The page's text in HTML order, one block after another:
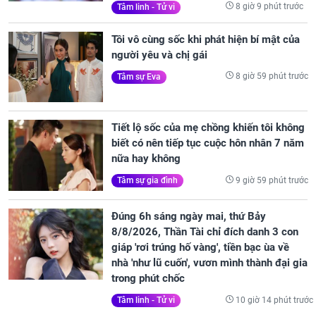
Tâm linh - Tử vi 8 giờ 9 phút trước
Tôi vô cùng sốc khi phát hiện bí mật của
người yêu và chị gái
Tâm sự Eva 8 giờ 59 phút trước
Tiết lộ sốc của mẹ chồng khiến tôi không
biết có nên tiếp tục cuộc hôn nhân 7 năm
nữa hay không
Tâm sự gia đình 9 giờ 59 phút trước
Đúng 6h sáng ngày mai, thứ Bảy
8/8/2026, Thần Tài chỉ đích danh 3 con
giáp 'rơi trúng hố vàng', tiền bạc ùa về
nhà 'như lũ cuốn', vươn mình thành đại gia
trong phút chốc
Tâm linh - Tử vi 10 giờ 14 phút trước